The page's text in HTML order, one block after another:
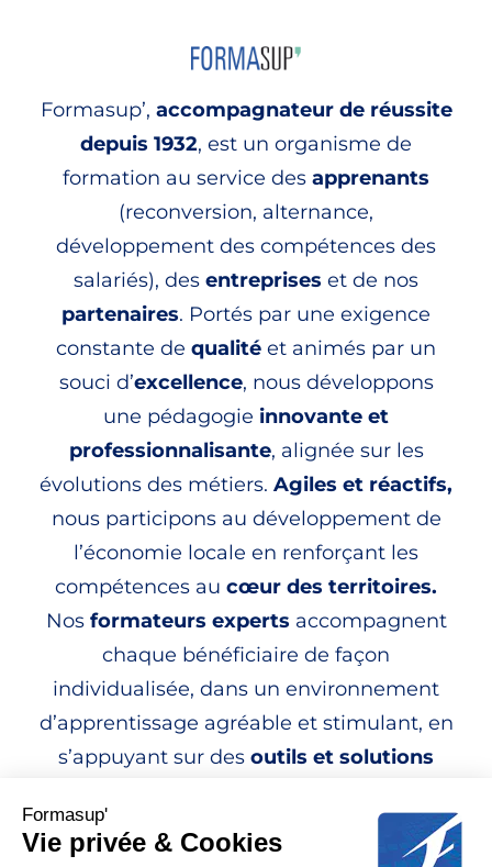
Formasup’, accompagnateur de réussite
depuis 1932, est un organisme de
formation au service des apprenants
(reconversion, alternance,
développement des compétences des
salariés), des entreprises et de nos
partenaires. Portés par une exigence
constante de qualité et animés par un
souci d’excellence, nous développons
une pédagogie innovante et
professionnalisante, alignée sur les
évolutions des métiers. Agiles et réactifs,
nous participons au développement de
l’économie locale en renforçant les
compétences au cœur des territoires.
Nos formateurs experts accompagnent
chaque bénéficiaire de façon
individualisée, dans un environnement
d’apprentissage agréable et stimulant, en
s’appuyant sur des outils et solutions